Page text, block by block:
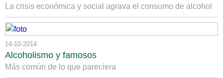
La crisis económica y social agrava el consumo de alcohol
14-10-2014
Alcoholismo y famosos
Más común de lo que pareciera